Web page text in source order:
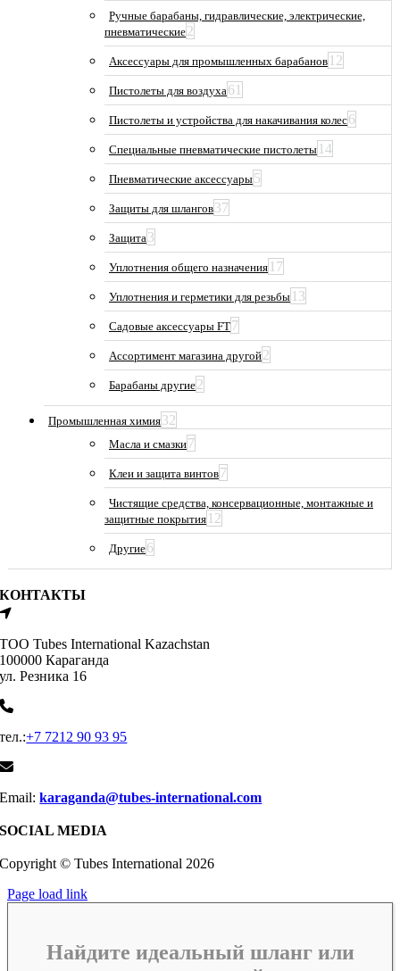
Ручные барабаны, гидравлические, электрические,
пневматические2
Аксессуары для промышленных барабанов 12
Пистолеты для воздуха61
Пистолеты и устройства для накачивания колес6
Специальные пневматические пистолеты 14
Пневматические аксессуары5
Защиты для шлангов37
Защита3
Уплотнения общего назначения 17
Уплотнения и герметики для резьбы 13
Садовые аксессуары FT7
Ассортимент магазина другой2
Барабаны другие2
Промышленная химия32
Масла и смазки7
Клеи и защита винтов7
Чистящие средства, консервационные, монтажные и
защитные покрытия 12
Другие6
КОНТАКТЫ
ТОО Tubes International Kazachstan
100000 Караганда
ул. Резника 16
тел.:+7 7212 90 93 95
Email:karaganda@tubes-international.com
SOCIAL MEDIA
Copyright © Tubes International 2026
Page load link
Найдите идеальный шланг или